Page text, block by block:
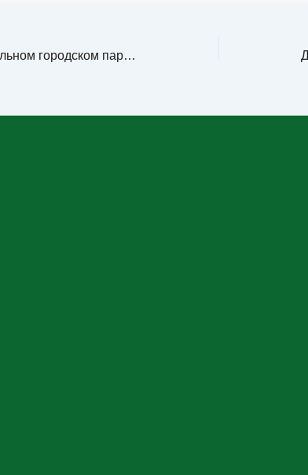
21 января в Центральном городском парке прошла игровая программа «По снежным дор…